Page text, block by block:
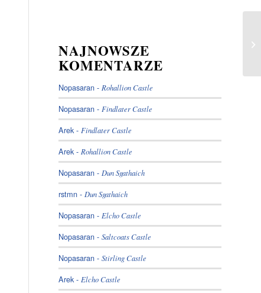
NAJNOWSZE
KOMENTARZE
Nopasaran -Rohallion Castle
Nopasaran -Findlater Castle
Arek-Findlater Castle
Arek-Rohallion Castle
Nopasaran -Dun Sgathaich
rstmn -Dun Sgathaich
Nopasaran -Elcho Castle
Nopasaran -Saltcoats Castle
Nopasaran -Stirling Castle
Arek-Elcho Castle